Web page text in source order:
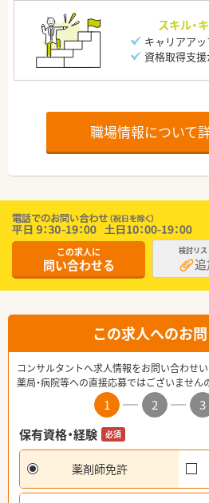
スキル・
キャリアア
資格取得支
職場情報について
この求人に
問い合わせる
検討リス
この求人へのお
コンサルタントへ求人情報をお問い合わせい
薬局・病院等への直接応募ではございません
1 2 3
保有資格・経験
必須
薬剤師免許